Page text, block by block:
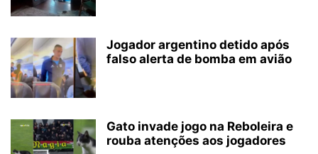
Jogador argentino detido após
falso alerta de bomba em avião
Gato invade jogo na Reboleira e
rouba atenções aos jogadores